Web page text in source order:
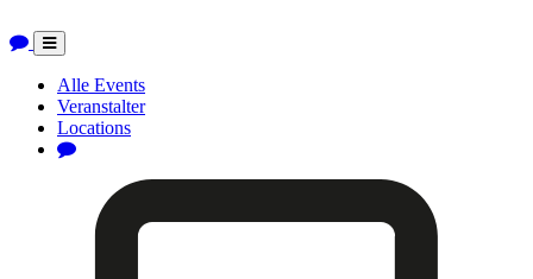
Toggle
navigation
Alle Events
Veranstalter
Locations